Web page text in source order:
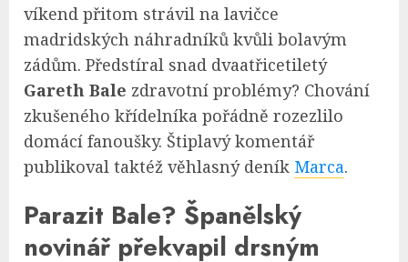
víkend přitom strávil na lavičce
madridských náhradníků kvůli bolavým
zádům. Předstíral snad dvaatřicetiletý
Gareth Bale zdravotní problémy? Chování
zkušeného křídelníka pořádně rozezlilo
domácí fanoušky. Štiplavý komentář
publikoval taktéž věhlasný deník Marca.
Parazit Bale? Španělský
novinář překvapil drsným